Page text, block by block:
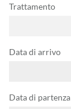
Trattamento
Data di arrivo
Data di partenza